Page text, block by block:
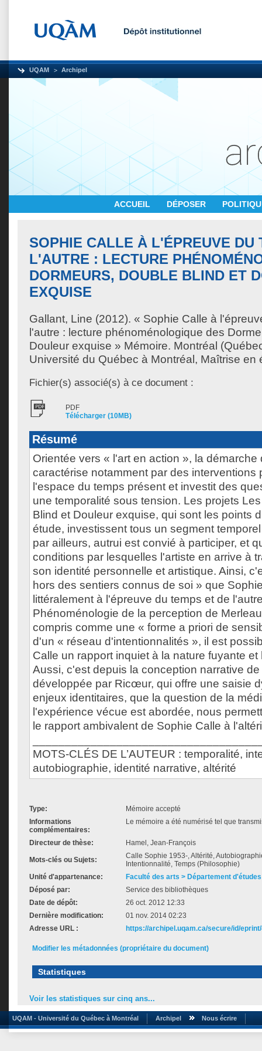
UQAM Archipel
ACCUEIL DÉPOSER
SOPHIE CALLE À L'ÉPREUVE DU
L'AUTRE : LECTURE
DORMEURS, DOUBLE BLIND ET
EXQUISE
Gallant, Line (2012). « Sophie Calle à
l'autre : lecture phénoménologique des
Douleur exquise » Mémoire. Montréal
Université du Québec à Montréal, Maîtrise en
Fichier(s) associé(s) à ce document :
PDF
Télécharger (10MB)
Résumé
Orientée vers « l'art en action », la
caractérise notamment par des interventions
l'espace du temps présent et investit des
une temporalité sous tension. Les projets
Blind et Douleur exquise, qui sont les points
étude, investissent tous un segment
par ailleurs, autrui est convié à participer, et
conditions par lesquelles l'artiste en arrive à
son identité personnelle et artistique. Ainsi,
hors des sentiers connus de soi » que
littéralement à l'épreuve du temps et de
Phénoménologie de la perception de
compris comme une « forme a priori de
d'un « réseau d'intentionnalités », il est
Calle un rapport inquiet à la nature fuyante
Aussi, c'est depuis la conception narrative
développée par Ricœur, qui offre une saisie
enjeux identitaires, que la question de la
l'expérience vécue est abordée, nous
le rapport ambivalent de Sophie Calle à
MOTS-CLÉS DE L’AUTEUR : temporalité,
autobiographie, identité narrative, altérité
Type:
Mémoire accepté
Informations
complémentaires:
Le mémoire a été numérisé tel que
Directeur de thèse: Hamel, Jean-François
Mots-clés ou Sujets:
Calle Sophie 1953-, Altérité,
Intentionnalité, Temps (Philosophie)
Unité d'appartenance:
Faculté des arts > Département
Déposé par:
Service des bibliothèques
Date de dépôt:
26 oct. 2012 12:33
Dernière modification:
01 nov. 2014 02:23
Adresse URL :
https://archipel.uqam.ca/secure/id/
Modifier les métadonnées (propriétaire du document)
Statistiques
Voir les statistiques sur cinq ans...
UQAM - Université du Québec à Montréal Archipel Nous écrire